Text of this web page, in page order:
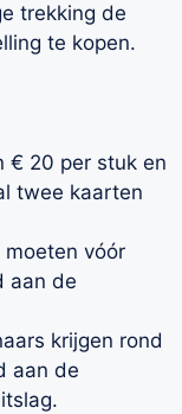
trekking de
te kopen.
€ 20 per stuk en
twee kaarten
vóór
aan de
krijgen rond
aan de